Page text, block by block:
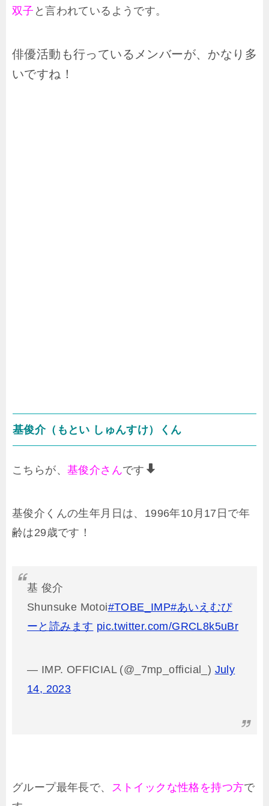
双子 と言われているようです。
俳優活動も行っているメンバーが、かなり多
いですね！
基俊介（もとい しゅんすけ）くん
こちらが、 基俊介さんです
基俊介くんの生年月日は、1996年10月17日で年
齢は29歳です！
基 俊介
Shunsuke Motoi#TOBE_IMP#あいえむぴ
ーと読みます pic.twitter.com/GRCL8k5uBr
— IMP. OFFICIAL (@_7mp_official_) July
14, 2023
グループ最年長で、 ストイックな性格を持つ方で